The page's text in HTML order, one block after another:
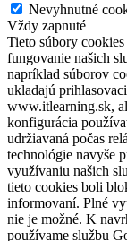
Nevyhnutné
Vždy zapnuté
Tieto súbory
fungovanie našich
napríklad súborov
ukladajú
www.itlearning.sk,
konfigurácia
udržiavaná počas
technológie navyše
využívaniu našich
tieto cookies boli
informovaní. Plné
nie je možné. K
používame službu